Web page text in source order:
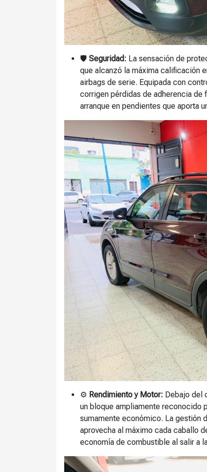
🛡️ Seguridad: La sensación de
que alcanzó la máxima calificación
airbags de serie. Equipada con
corrigen pérdidas de adherencia de
arranque en pendientes que aporta
⚙️ Rendimiento y Motor: Debajo del
un bloque ampliamente reconocido
sumamente económico. La gestión
aprovecha al máximo cada caballo
economía de combustible al salir a